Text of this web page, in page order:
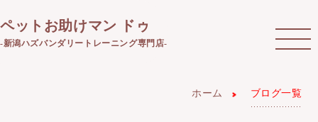
ペットお助けマン ドゥ
-新潟ハズバンダリートレーニング専門店-
ホーム ブログ一覧